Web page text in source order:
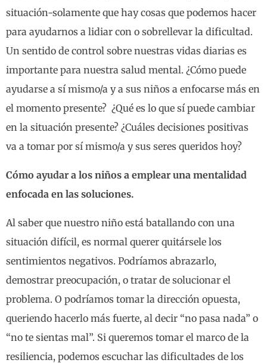
situación-solamente que hay cosas que podemos hacer
para ayudarnos a lidiar con o sobrellevar la dificultad.
Un sentido de control sobre nuestras vidas diarias es
importante para nuestra salud mental. ¿Cómo puede
ayudarse a sí mismo/a y a sus niños a enfocarse más en
el momento presente? ¿Qué es lo que sí puede cambiar
en la situación presente? ¿Cuáles decisiones positivas
va a tomar por sí mismo/a y sus seres queridos hoy?
Cómo ayudar a los niños a emplear una mentalidad
enfocada en las soluciones.
Al saber que nuestro niño está batallando con una
situación difícil, es normal querer quitársele los
sentimientos negativos. Podríamos abrazarlo,
demostrar preocupación, o tratar de solucionar el
problema. O podríamos tomar la dirección opuesta,
queriendo hacerlo más fuerte, al decir “no pasa nada” o
“no te sientas mal”. Si queremos tomar el marco de la
resiliencia, podemos escuchar las dificultades de los